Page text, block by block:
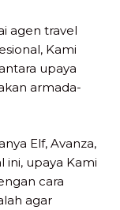
agen travel
Kami
upaya
armada-
Elf, Avanza,
ini, upaya Kami
cara
agar